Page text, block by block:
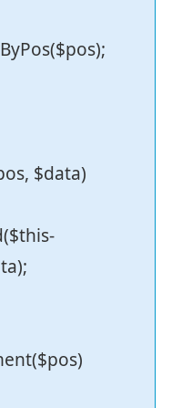
$data)